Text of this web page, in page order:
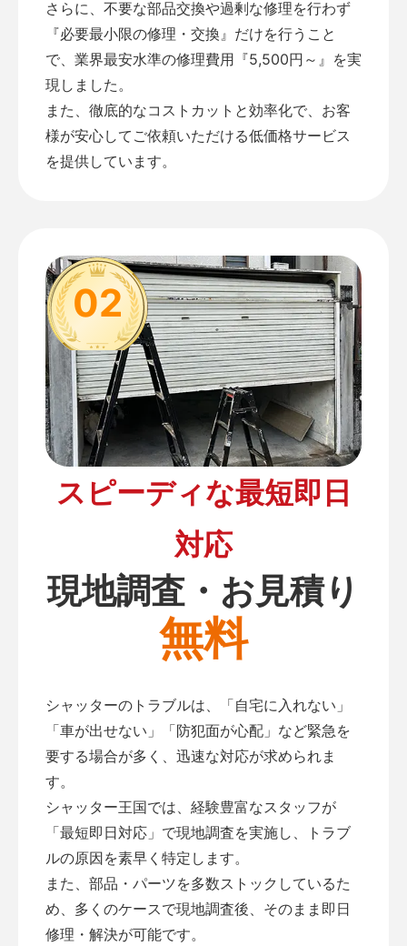
さらに、不要な部品交換や過剰な修理を行わず
『必要最小限の修理・交換』だけを行うこと
で、業界最安水準の修理費用『5,500円～』を実
現しました。
また、徹底的なコストカットと効率化で、お客
様が安心してご依頼いただける低価格サービス
を提供しています。
02
スピーディな最短即日
対応
現地調査・お見積り
無料
シャッターのトラブルは、「自宅に入れない」
「車が出せない」「防犯面が心配」など緊急を
要する場合が多く、迅速な対応が求められま
す。
シャッター王国では、経験豊富なスタッフが
「最短即日対応」で現地調査を実施し、トラブ
ルの原因を素早く特定します。
また、部品・パーツを多数ストックしているた
め、多くのケースで現地調査後、そのまま即日
修理・解決が可能です。